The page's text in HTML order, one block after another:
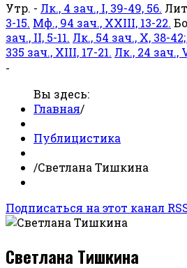
Утр. - Лк., 4 зач., I, 39-49, 56.
3-15. Мф., 94 зач., XXIII, 13-22.
зач., II, 5-11. Лк., 54 зач., X, 38-
335 зач., XIII, 17-21. Лк., 24 зач.,
-
Вы здесь:
Главная/
Публицистика
/Светлана Тишкина
Подписаться на этот канал
Светлана Тишкина